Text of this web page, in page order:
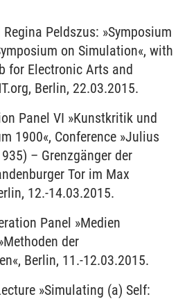
Peldszus: »Symposium
on Simulation«, with
for Electronic Arts and
Berlin, 22.03.2015.
Panel VI »Kunstkritik und
1900«, Conference »Julius
– Grenzgänger der
Tor im Max
12.-14.03.2015.
Panel »Medien
der
Berlin, 11.-12.03.2015.
»Simulating (a) Self: